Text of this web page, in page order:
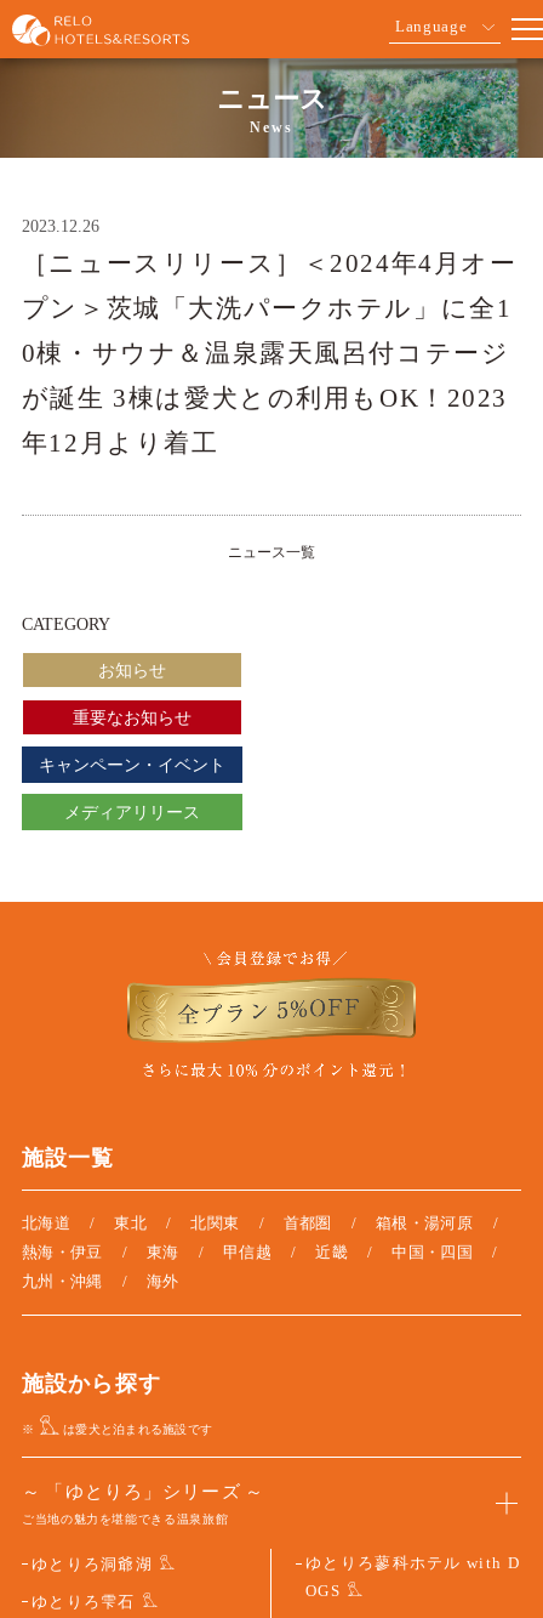
Language
ニュース
News
2023.12.26
［ニュースリリース］＜2024年4月オー
プン＞茨城「大洗パークホテル」に全1
0棟・サウナ＆温泉露天風呂付コテージ
が誕生 3棟は愛犬との利用もOK！2023
年12月より着工
ニュース一覧
CATEGORY
お知らせ
重要なお知らせ
キャンペーン・イベント
メディアリリース
施設一覧
北海道 東北 北関東 首都圏
箱根・湯河原
熱海・伊豆
東海 甲信越 近畿
中国・四国
九州・沖縄
海外
施設から探す
※ は愛犬と泊まれる施設です
「ゆとりろ」シリーズ
ご当地の魅力を堪能できる温泉旅館
ゆとりろ洞爺湖
ゆとりろ雫石
ゆとりろ蓼科ホテル with D
OGS